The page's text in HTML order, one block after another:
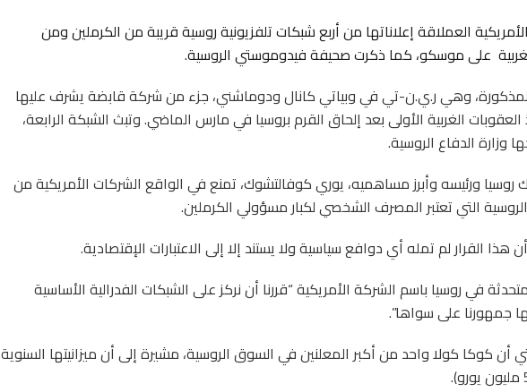
الأمريكية العملاقة إعلاناتها من أربع شبكات تلفزيونية روسية قريبة من الكرملين ومن
على موسكو، كما ذكرت صحيفة فيدوموستي الروسية.
وهي ر.ي.ن-تي في وبياتي كانال ودوماشني، جزء من شركة قابضة يشرف عليها
الغربية الأولى بعد إلحاق القرم بروسيا في مارس الماضي. وتبث الشبكة الرابعة،
وزارة الدفاع الروسية.
روسيا ورئيسه وأبرز مساهميه، يوري كوفالتشوك، تمنع في الواقع الشركات الأمريكية من
التي تعتبر المصرف الشخصي لكبار مسؤولي الكرملين.
القرار لم تمله أي دوافع سياسية ولا يستند إلا إلى الاعتبارات الإقتصادية.
في روسيا باسم الشركة الأمريكية “قررنا أن نركز على الشبكات الفدرالية الأساسية
جمهورنا على سواها”.
كوكا كولا واحد من أكبر المعلنين في السوق الروسية، مشيرة إلى أن ميزانيتها السنوية